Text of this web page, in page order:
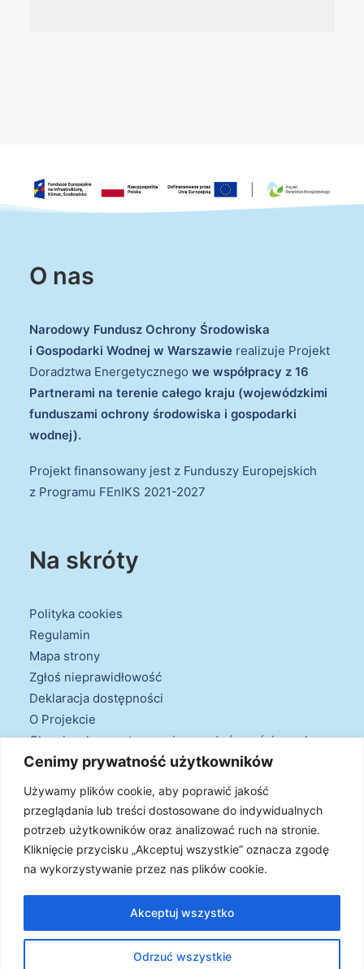
Cenimy prywatność użytkowników
Używamy plików cookie, aby poprawić jakość
przeglądania lub treści dostosowane do indywidualnych
potrzeb użytkowników oraz analizować ruch na stronie.
Kliknięcie przycisku „Akceptuj wszystkie” oznacza zgodę
na wykorzystywanie przez nas plików cookie.
Odrzuć wszystkie
Akceptuj wszystko
O nas
Narodowy Fundusz Ochrony Środowiska
i Gospodarki Wodnej w Warszawie realizuje Projekt
Doradztwa Energetycznego we współpracy z 16
Partnerami na terenie całego kraju (wojewódzkimi
funduszami ochrony środowiska i gospodarki
wodnej).
Projekt finansowany jest z Funduszy Europejskich
z Programu FEnIKS 2021-2027
Na skróty
Polityka cookies
Regulamin
Mapa strony
Zgłoś nieprawidłowość
Deklaracja dostępności
O Projekcie
Obowiązek przestrzegania zasad równościowych
oraz warunków podstawowych
Klauzule informacyjne
zastrzeżone